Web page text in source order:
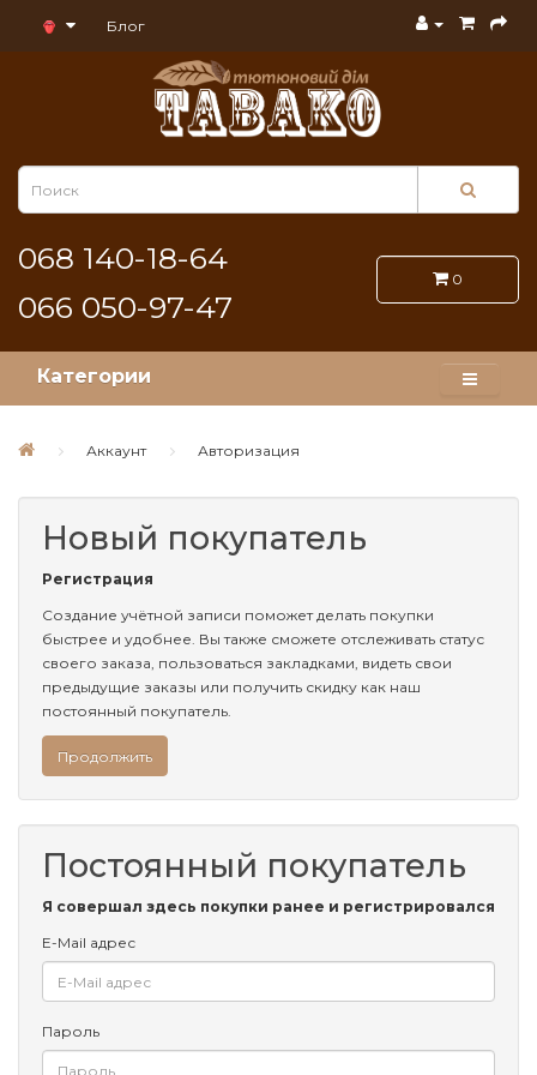
Блог
068 140-18-64
066 050-97-47
0
Категории
Аккаунт Авторизация
Новый покупатель
Регистрация
Создание учётной записи поможет делать покупки
быстрее и удобнее. Вы также сможете отслеживать статус
своего заказа, пользоваться закладками, видеть свои
предыдущие заказы или получить скидку как наш
постоянный покупатель.
Продолжить
Постоянный покупатель
Я совершал здесь покупки ранее и регистрировался
E-Mail адрес
Пароль